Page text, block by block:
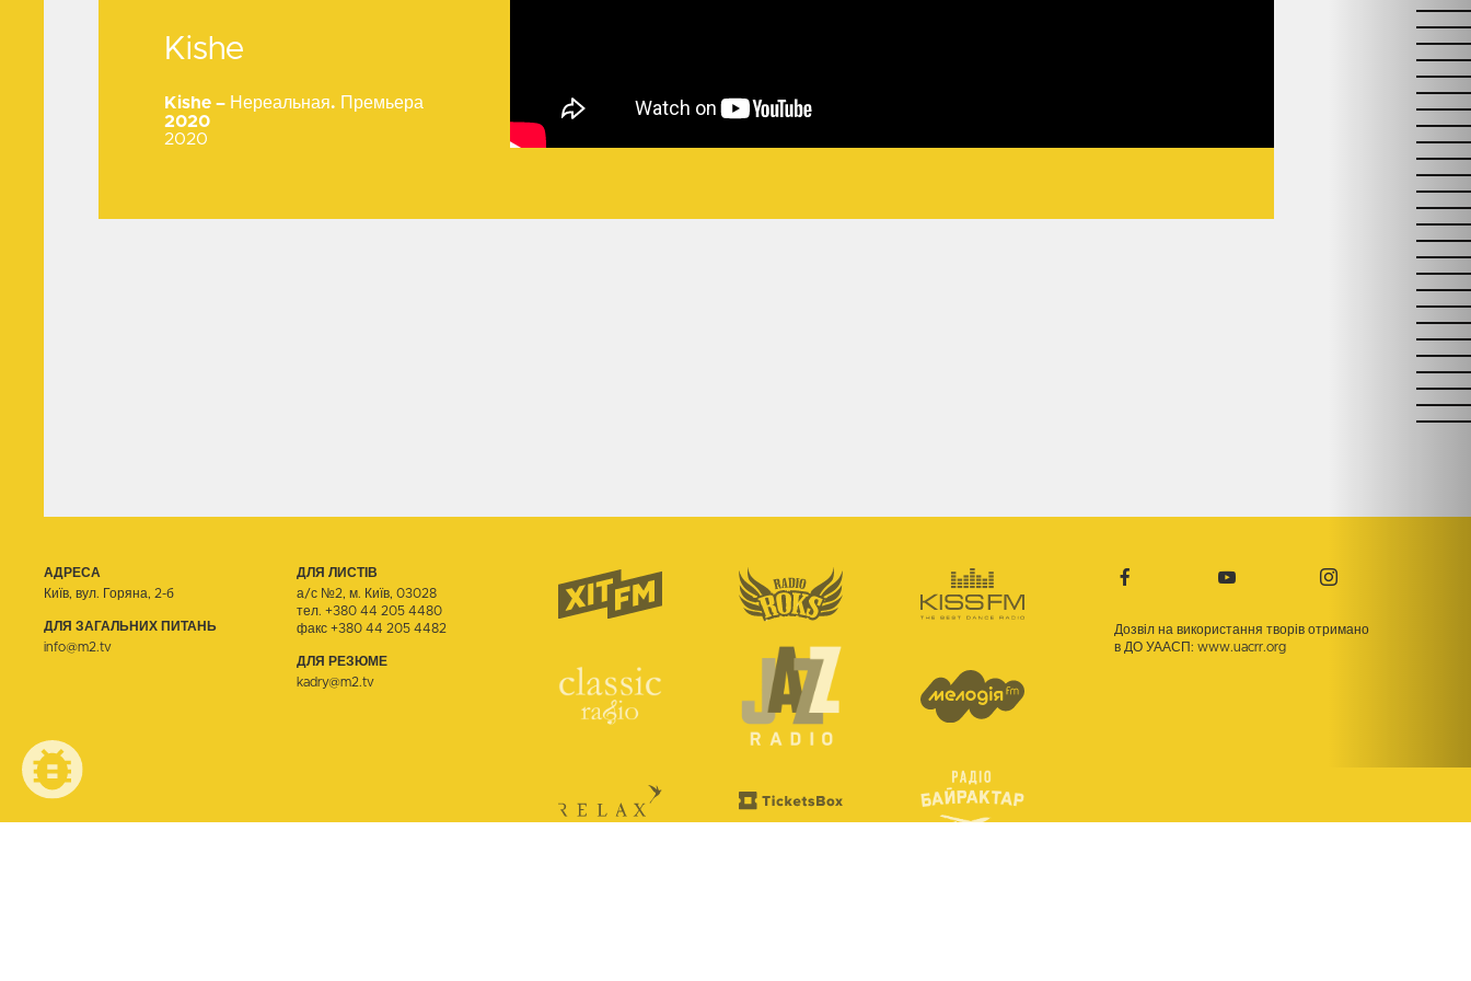
Kishe
Kishe – Нереальная. Премьера
2020
2020
АДРЕСА
Київ, вул. Горяна, 2-б
ДЛЯ ЗАГАЛЬНИХ ПИТАНЬ
info@m2.tv
ДЛЯ ЛИСТІВ
а/с №2, м. Київ, 03028
тел. +380 44 205 4480
факс +380 44 205 4482
ДЛЯ РЕЗЮМЕ
kadry@m2.tv
Дозвіл на використання творів отримано
в ДО УААСП: www.uacrr.org